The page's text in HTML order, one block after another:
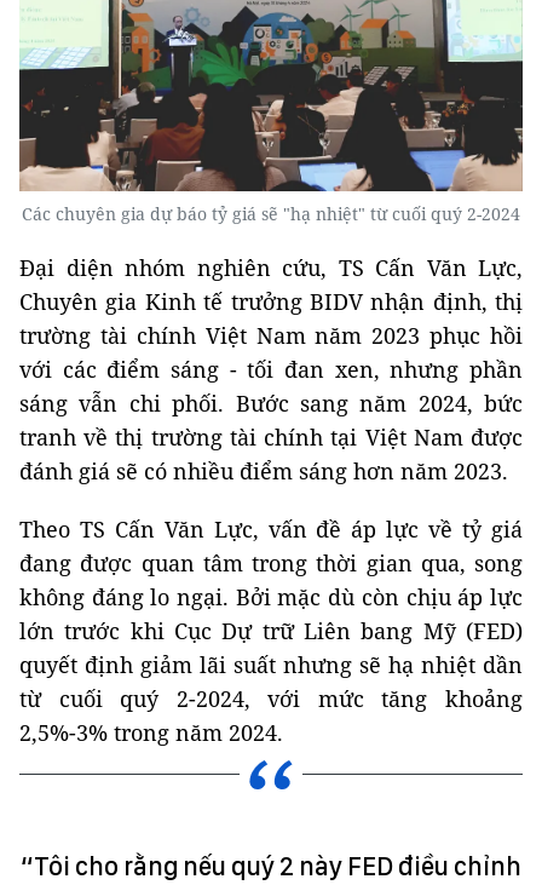
Các chuyên gia dự báo tỷ giá sẽ "hạ nhiệt" từ cuối quý 2-2024
Đại diện nhóm nghiên cứu, TS Cấn Văn Lực,
Chuyên gia Kinh tế trưởng BIDV nhận định, thị
trường tài chính Việt Nam năm 2023 phục hồi
với các điểm sáng - tối đan xen, nhưng phần
sáng vẫn chi phối. Bước sang năm 2024, bức
tranh về thị trường tài chính tại Việt Nam được
đánh giá sẽ có nhiều điểm sáng hơn năm 2023.
Theo TS Cấn Văn Lực, vấn đề áp lực về tỷ giá
đang được quan tâm trong thời gian qua, song
không đáng lo ngại. Bởi mặc dù còn chịu áp lực
lớn trước khi Cục Dự trữ Liên bang Mỹ (FED)
quyết định giảm lãi suất nhưng sẽ hạ nhiệt dần
từ cuối quý 2-2024, với mức tăng khoảng
2,5%-3% trong năm 2024.
“Tôi cho rằng nếu quý 2 này FED điều chỉnh